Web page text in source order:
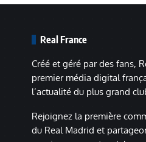
Real France
Créé et géré par des fans,
premier média digital
l’actualité du plus grand
Rejoignez la première
du Real Madrid et